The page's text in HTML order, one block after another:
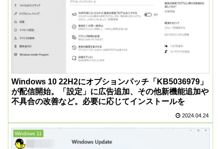
Windows 10 22H2にオプションパッチ「KB5036979」
が配信開始。「設定」に広告追加、その他新機能追加や
不具合の改善など。必要に応じてインストールを
2024.04.24
Windows 11